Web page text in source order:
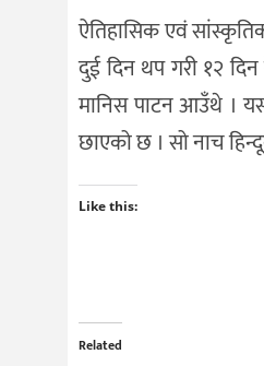
ऐतिहासिक एवं
दुई दिन थप गरी १२
मानिस पाटन आउँथे ।
छाएको छ । सो नाच
Like this:
Related